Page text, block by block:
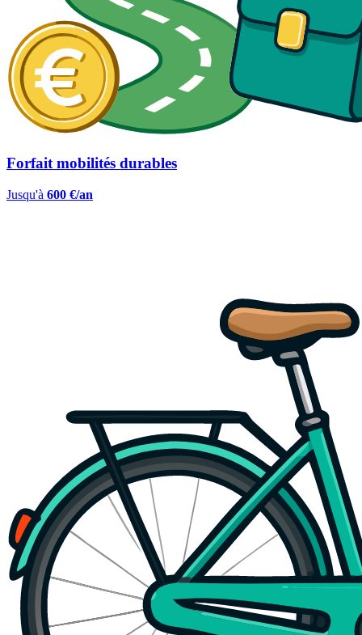
Forfait mobilités durables
Jusqu'à 600 €/an